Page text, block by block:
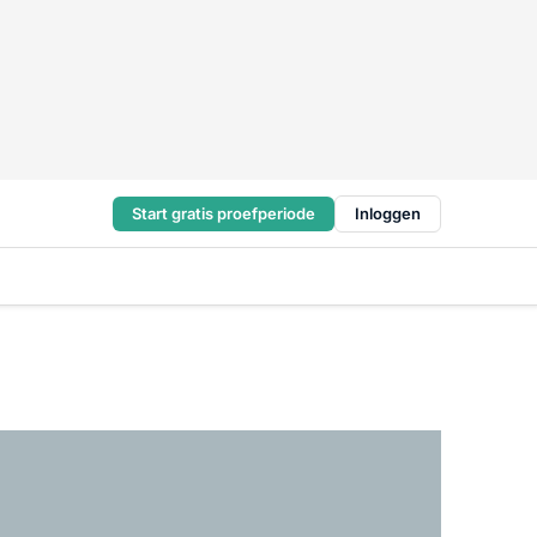
Start gratis proefperiode Inloggen